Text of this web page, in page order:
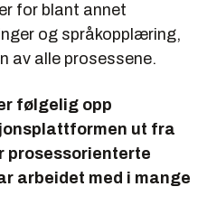
for blant annet
og språkopplæring,
av alle prosessene.
følgelig opp
ut fra
prosessorienterte
arbeidet med i mange